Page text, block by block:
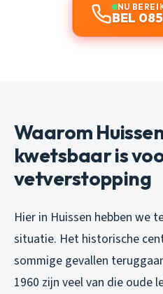
NU
BEL
Waarom
kwetsbaar is
vetverstopping
Hier in Huissen hebben we
situatie. Het historische
sommige gevallen
1960 zijn veel van die oude